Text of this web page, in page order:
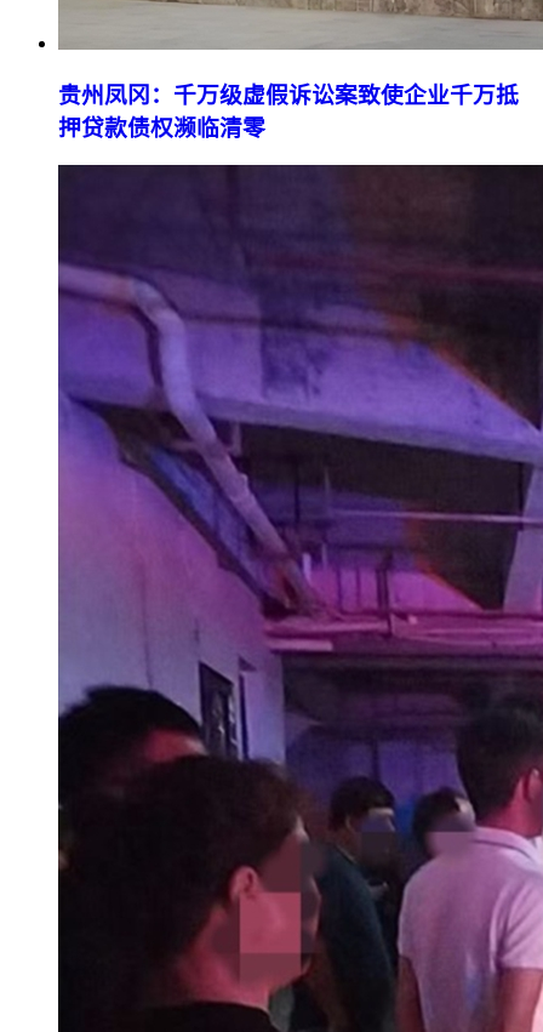
贵州凤冈：千万级虚假诉讼案致使企业千万抵
押贷款债权濒临清零